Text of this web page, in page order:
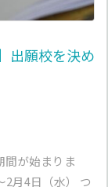
出願校を決め
間が始まりま
2月4日（水） つ